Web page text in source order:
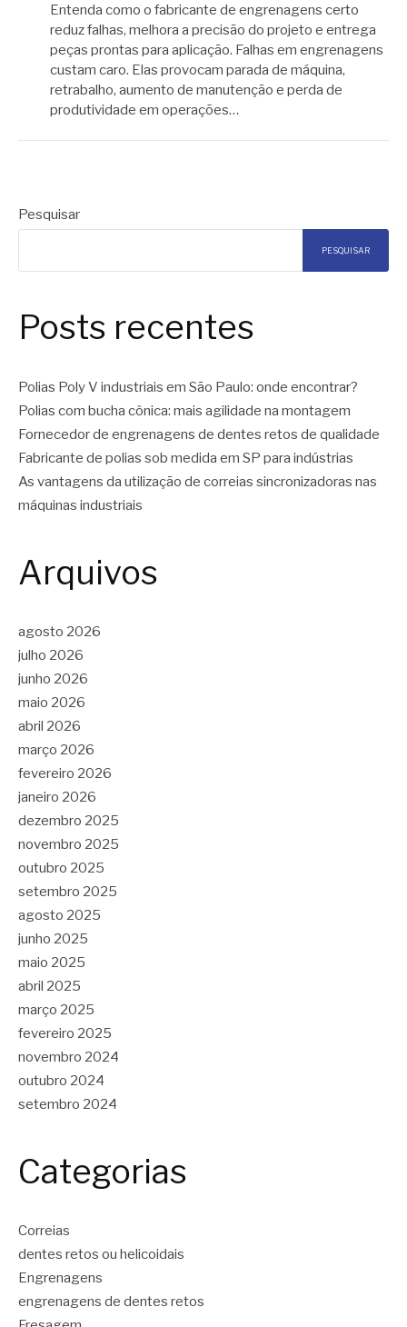
Entenda como o fabricante de engrenagens certo
reduz falhas, melhora a precisão do projeto e entrega
peças prontas para aplicação. Falhas em engrenagens
custam caro. Elas provocam parada de máquina,
retrabalho, aumento de manutenção e perda de
produtividade em operações…
Pesquisar
PESQUISAR
Posts recentes
Polias Poly V industriais em São Paulo: onde encontrar?
Polias com bucha cônica: mais agilidade na montagem
Fornecedor de engrenagens de dentes retos de qualidade
Fabricante de polias sob medida em SP para indústrias
As vantagens da utilização de correias sincronizadoras nas
máquinas industriais
Arquivos
agosto 2026
julho 2026
junho 2026
maio 2026
abril 2026
março 2026
fevereiro 2026
janeiro 2026
dezembro 2025
novembro 2025
outubro 2025
setembro 2025
agosto 2025
junho 2025
maio 2025
abril 2025
março 2025
fevereiro 2025
novembro 2024
outubro 2024
setembro 2024
Categorias
Correias
dentes retos ou helicoidais
Engrenagens
engrenagens de dentes retos